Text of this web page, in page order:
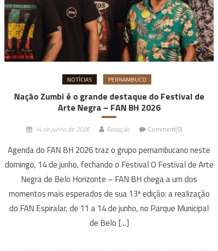
NOTÍCIAS PERNAMBUCO
Nação Zumbi é o grande destaque do Festival de
Arte Negra – FAN BH 2026
14 de junho de 2026 Redação Comment(0)
Agenda do FAN BH 2026 traz o grupo pernambucano neste
domingo, 14 de junho, fechando o Festival O Festival de Arte
Negra de Belo Horizonte – FAN BH chega a um dos
momentos mais esperados de sua 13ª edição: a realização
do FAN Espiralar, de 11 a 14 de junho, no Parque Municipal
de Belo […]